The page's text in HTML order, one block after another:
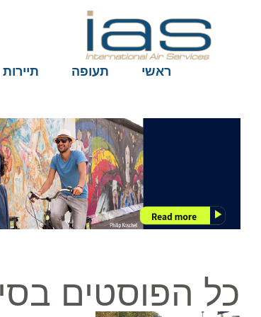
ראשי תעופה תיירות
כל הפוסטים